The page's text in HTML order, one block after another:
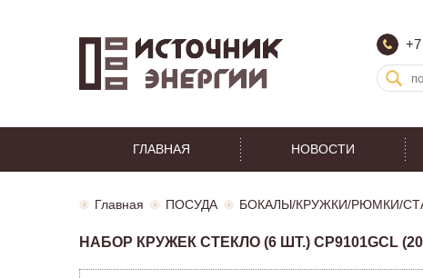
ГЛАВНАЯ НОВОСТИ
Главная ПОСУДА БОКАЛЫ/КРУЖКИ/РЮМКИ/
НАБОР КРУЖЕК СТЕКЛО (6 ШТ.) CP9101GCL